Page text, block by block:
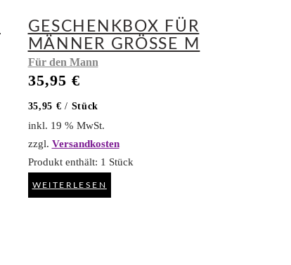
GESCHENKBOX FÜR
MÄNNER GRÖSSE M
Für den Mann
35,95€
35,95 € / Stück
inkl. 19 % MwSt.
zzgl. Versandkosten
Produkt enthält: 1 Stück
WEITERLESEN